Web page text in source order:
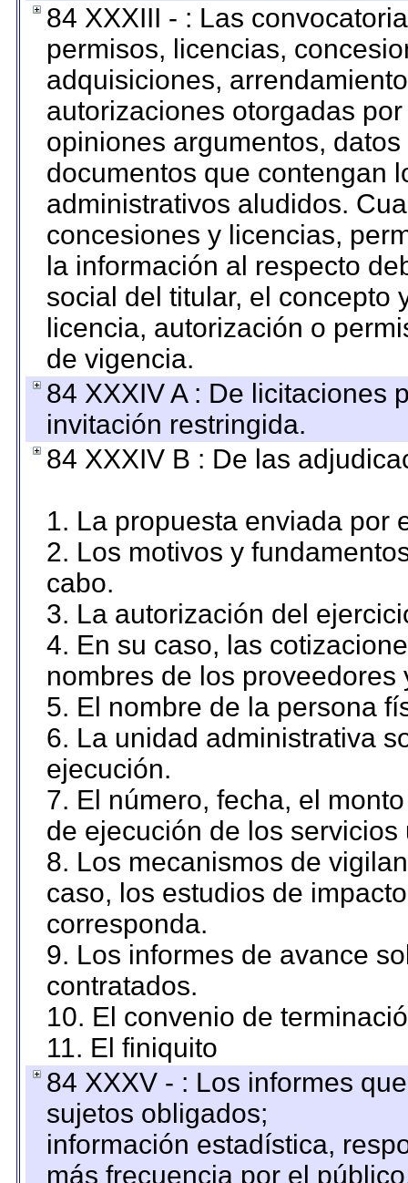
84 XXXIII - : Las
permisos, licencias,
adquisiciones,
autorizaciones otorgadas
opiniones argumentos,
documentos que contengan
administrativos aludidos.
concesiones y licencias,
la información al respecto
social del titular, el concepto
licencia, autorización o
de vigencia.
84 XXXIV A : De licitaciones
invitación restringida.
84 XXXIV B : De las
1. La propuesta enviada por
2. Los motivos y
cabo.
3. La autorización del
4. En su caso, las
nombres de los proveedores
5. El nombre de la persona
6. La unidad administrativa
ejecución.
7. El número, fecha, el
de ejecución de los servicios
8. Los mecanismos de
caso, los estudios de
corresponda.
9. Los informes de avance
contratados.
10. El convenio de
11. El finiquito
84 XXXV - : Los informes
sujetos obligados;
información estadística,
más frecuencia por el